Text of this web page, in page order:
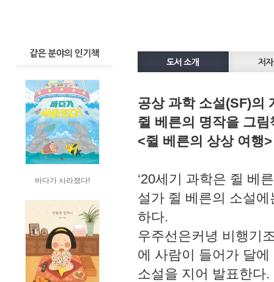
바다가 사라졌다!
공상 과학 소설(SF)의
쥘 베른의 명작을 그
<쥘 베른의 상상 여행
‘20세기 과학은 쥘 베
설가 쥘 베른의 소설
하다.
우주선은커녕 비행기
에 사람이 들어가 달
소설을 지어 발표한다